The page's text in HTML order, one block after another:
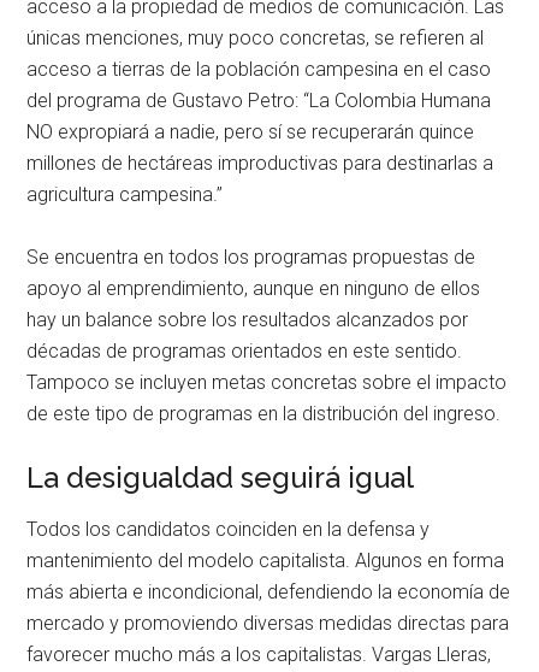
acceso a la propiedad de medios de comunicación. Las
únicas menciones, muy poco concretas, se refieren al
acceso a tierras de la población campesina en el caso
del programa de Gustavo Petro: “La Colombia Humana
NO expropiará a nadie, pero sí se recuperarán quince
millones de hectáreas improductivas para destinarlas a
agricultura campesina.”
Se encuentra en todos los programas propuestas de
apoyo al emprendimiento, aunque en ninguno de ellos
hay un balance sobre los resultados alcanzados por
décadas de programas orientados en este sentido.
Tampoco se incluyen metas concretas sobre el impacto
de este tipo de programas en la distribución del ingreso.
La desigualdad seguirá igual
Todos los candidatos coinciden en la defensa y
mantenimiento del modelo capitalista. Algunos en forma
más abierta e incondicional, defendiendo la economía de
mercado y promoviendo diversas medidas directas para
favorecer mucho más a los capitalistas. Vargas Lleras,